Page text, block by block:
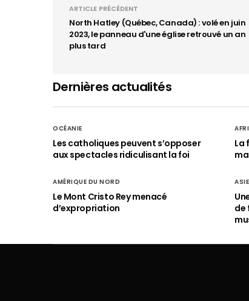
ARTICLE PRÉCÉDENT
North Hatley (Québec, Canada) : volé en juin
2023, le panneau d'une église retrouvé un an
plus tard
Dernières actualités
OCÉANIE
Les catholiques peuvent s’opposer
aux spectacles ridiculisant la foi
La
AMÉRIQUE DU NORD
Le Mont Cristo Rey menacé
d’expropriation
ASIE
de